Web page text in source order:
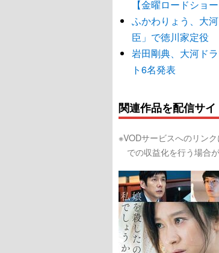
【金曜ロードショー
ふかわりょう、大
臣」で徳川家定役
岩田剛典、大河ド
ト6名発表
関連作品を配信サ
※VODサービスへのリン
での収益化を行う場合が